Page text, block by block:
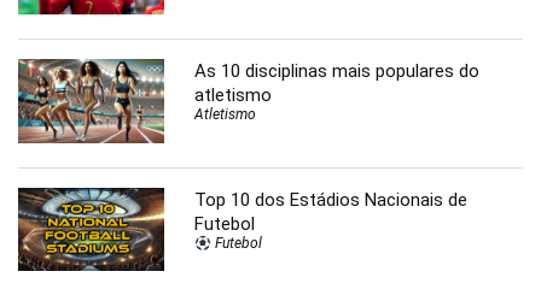
As 10 disciplinas mais populares do
atletismo
Atletismo
Top 10 dos Estádios Nacionais de
Futebol
Futebol